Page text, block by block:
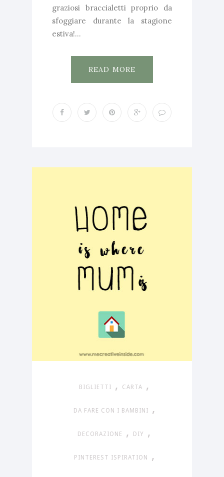
graziosi braccialetti proprio da
sfoggiare durante la stagione
estiva!...
READ MORE
BIGLIETTI , CARTA ,
DA FARE CON I BAMBINI ,
DECORAZIONE , DIY ,
PINTEREST ISPIRATION ,